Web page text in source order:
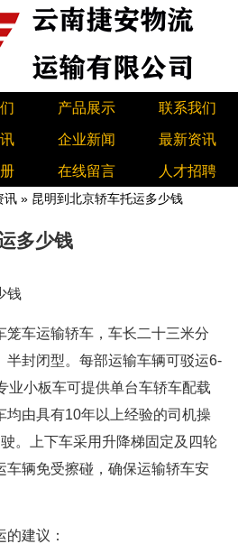
产品展示 联系我们
企业新闻 最新资讯
在线留言 人才招聘
讯 » 昆明到北京轿车托运多少钱
多少钱
钱
车运输轿车，车长二十三米分
半封闭型。每部运输车辆可驳运6-
业小板车可提供单台车轿车配载
均由具有10年以上经验的司机操
。上下车采用升降梯固定及四轮
车辆免受擦碰，确保运输轿车安
建议：